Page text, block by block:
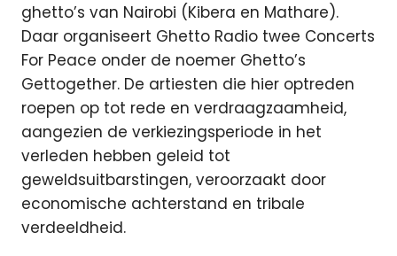
ghetto’s van Nairobi (Kibera en Mathare).
Daar organiseert Ghetto Radio twee Concerts
For Peace onder de noemer Ghetto’s
Gettogether. De artiesten die hier optreden
roepen op tot rede en verdraagzaamheid,
aangezien de verkiezingsperiode in het
verleden hebben geleid tot
geweldsuitbarstingen, veroorzaakt door
economische achterstand en tribale
verdeeldheid.